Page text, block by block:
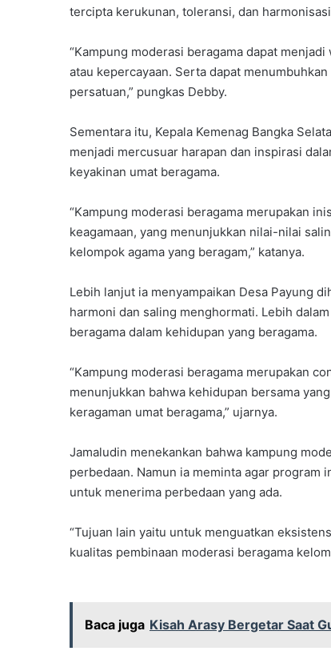
tercipta kerukunan, toleransi, dan
“Kampung moderasi beragama dapat
atau kepercayaan. Serta dapat
persatuan,” pungkas Debby.
Sementara itu, Kepala Kemenag Bangka
menjadi mercusuar harapan dan inspirasi
keyakinan umat beragama.
“Kampung moderasi beragama merupakan
keagamaan, yang menunjukkan nilai-nilai
kelompok agama yang beragam,” katanya.
Lebih lanjut ia menyampaikan Desa Payung
harmoni dan saling menghormati. Lebih
beragama dalam kehidupan yang beragama.
“Kampung moderasi beragama merupakan
menunjukkan bahwa kehidupan bersama
keragaman umat beragama,” ujarnya.
Jamaludin menekankan bahwa kampung
perbedaan. Namun ia meminta agar program
untuk menerima perbedaan yang ada.
“Tujuan lain yaitu untuk menguatkan
kualitas pembinaan moderasi beragama
Baca juga Kisah Arasy Bergetar Saat